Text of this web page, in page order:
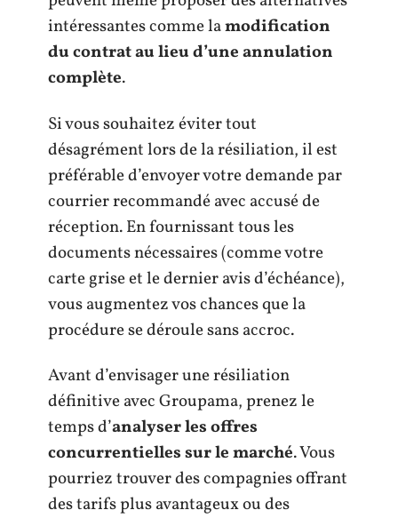
intéressantes comme lamodification
du contrat au lieu d’une annulation
complète.
Si vous souhaitez éviter tout
désagrément lors de la résiliation, il est
préférable d’envoyer votre demande par
courrier recommandé avec accusé de
réception. En fournissant tous les
documents nécessaires (comme votre
carte grise et le dernier avis d’échéance),
vous augmentez vos chances que la
procédure se déroule sans accroc.
Avant d’envisager une résiliation
définitive avec Groupama, prenez le
temps d’analyser les offres
concurrentielles sur le marché. Vous
pourriez trouver des compagnies offrant
des tarifs plus avantageux ou des